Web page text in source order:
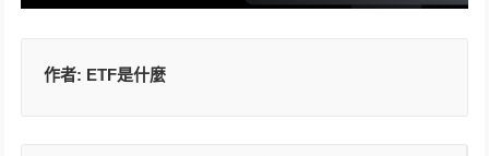
作者: ETF是什麼